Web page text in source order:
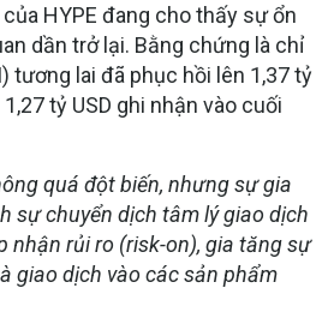
HYPE đang cho thấy sự ổn
dần trở lại. Bằng chứng là chỉ
tương lai đã phục hồi lên 1,37 tỷ
tỷ USD ghi nhận vào cuối
quá đột biến, nhưng sự gia
sự chuyển dịch tâm lý giao dịch
nhận rủi ro (risk-on), gia tăng sự
giao dịch vào các sản phẩm